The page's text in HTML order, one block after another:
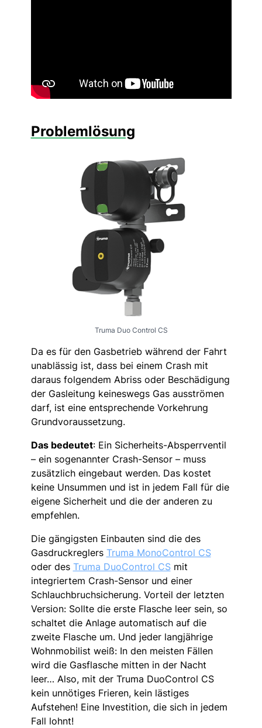
Problemlösung
Truma Duo Control CS
Da es für den Gasbetrieb während der Fahrt
unablässig ist, dass bei einem Crash mit
daraus folgendem Abriss oder Beschädigung
der Gasleitung keineswegs Gas ausströmen
darf, ist eine entsprechende Vorkehrung
Grundvoraussetzung.
Das bedeutet: Ein Sicherheits-Absperrventil
– ein sogenannter Crash-Sensor – muss
zusätzlich eingebaut werden. Das kostet
keine Unsummen und ist in jedem Fall für die
eigene Sicherheit und die der anderen zu
empfehlen.
Die gängigsten Einbauten sind die des
Gasdruckreglers Truma MonoControl CS
oder des Truma DuoControl CSmit
integriertem Crash-Sensor und einer
Schlauchbruchsicherung. Vorteil der letzten
Version: Sollte die erste Flasche leer sein, so
schaltet die Anlage automatisch auf die
zweite Flasche um. Und jeder langjährige
Wohnmobilist weiß: In den meisten Fällen
wird die Gasflasche mitten in der Nacht
leer… Also, mit der Truma DuoControl CS
kein unnötiges Frieren, kein lästiges
Aufstehen! Eine Investition, die sich in jedem
Fall lohnt!